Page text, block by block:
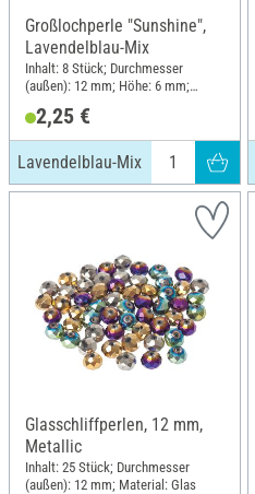
Großlochperle "Sunshine",
Lavendelblau-Mix
Inhalt: 8 Stück; Durchmesser
(außen): 12 mm; Höhe: 6 mm;
2,25 €
Lavendelblau-Mix
Glasschliffperlen, 12 mm,
Metallic
Inhalt: 25 Stück; Durchmesser
(außen): 12 mm; Material: Glas